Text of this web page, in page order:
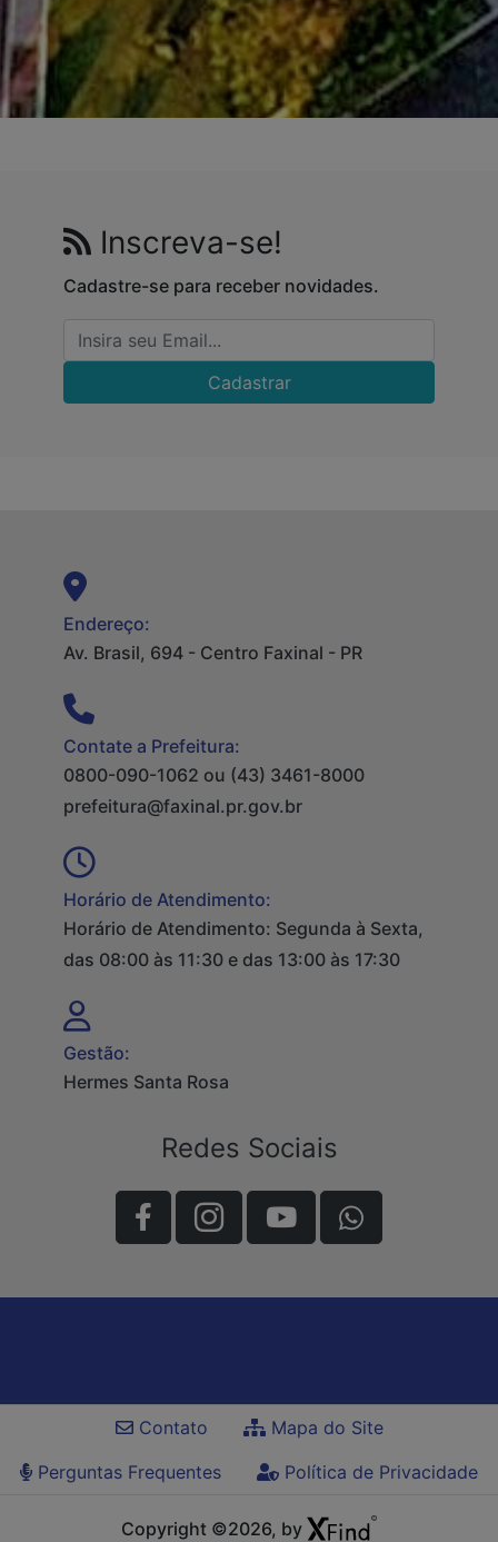
Inscreva-se!
Cadastre-se para receber novidades.
Cadastrar
Endereço:
Av. Brasil, 694 - Centro Faxinal - PR
Contate a Prefeitura:
0800-090-1062 ou (43) 3461-8000
prefeitura@faxinal.pr.gov.br
Horário de Atendimento:
Horário de Atendimento: Segunda à Sexta,
das 08:00 às 11:30 e das 13:00 às 17:30
Gestão:
Hermes Santa Rosa
Redes Sociais
Contato
Mapa do Site
Perguntas Frequentes
Política de Privacidade
Copyright ©2026, by